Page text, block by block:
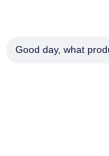
Good day, what